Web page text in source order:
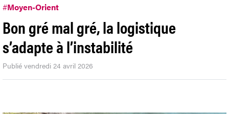
#Moyen-Orient
Bon gré mal gré, la logistique
s’adapte à l’instabilité
Publié vendredi 24 avril 2026